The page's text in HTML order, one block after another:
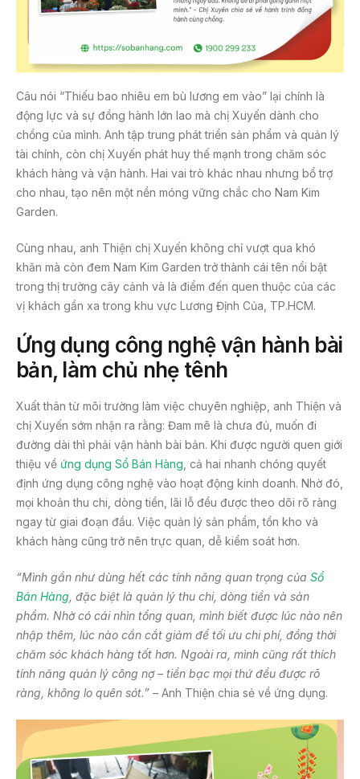
Câu nói “Thiếu bao nhiêu em bù lương em vào” lại chính là
động lực và sự đồng hành lớn lao mà chị Xuyến dành cho
chồng của mình. Anh tập trung phát triển sản phẩm và quản lý
tài chính, còn chị Xuyến phát huy thế mạnh trong chăm sóc
khách hàng và vận hành. Hai vai trò khác nhau nhưng bổ trợ
cho nhau, tạo nên một nền móng vững chắc cho Nam Kim
Garden.
Cùng nhau, anh Thiện chị Xuyến không chỉ vượt qua khó
khăn mà còn đem Nam Kim Garden trở thành cái tên nổi bật
trong thị trường cây cảnh và là điểm đến quen thuộc của các
vị khách gần xa trong khu vực Lương Định Của, TP.HCM.
Ứng dụng công nghệ vận hành bài
bản, làm chủ nhẹ tênh
Xuất thân từ môi trường làm việc chuyên nghiệp, anh Thiện và
chị Xuyến sớm nhận ra rằng: Đam mê là chưa đủ, muốn đi
đường dài thì phải vận hành bài bản. Khi được người quen giới
thiệu về ứng dụng Sổ Bán Hàng , cả hai nhanh chóng quyết
định ứng dụng công nghệ vào hoạt động kinh doanh. Nhờ đó,
mọi khoản thu chi, dòng tiền, lãi lỗ đều được theo dõi rõ ràng
ngay từ giai đoạn đầu. Việc quản lý sản phẩm, tồn kho và
khách hàng cũng trở nên trực quan, dễ kiểm soát hơn.
“Mình gần như dùng hết các tính năng quan trọng của Sổ
Bán Hàng , đặc biệt là quản lý thu chi, dòng tiền và sản
phẩm. Nhờ có cái nhìn tổng quan, mình biết được lúc nào nên
nhập thêm, lúc nào cần cắt giảm để tối ưu chi phí, đồng thời
chăm sóc khách hàng tốt hơn. Ngoài ra, mình cũng rất thích
tính năng quản lý công nợ – tiền bạc mọi thứ đều được rõ
ràng, không lo quên sót.” – Anh Thiện chia sẻ về ứng dụng.